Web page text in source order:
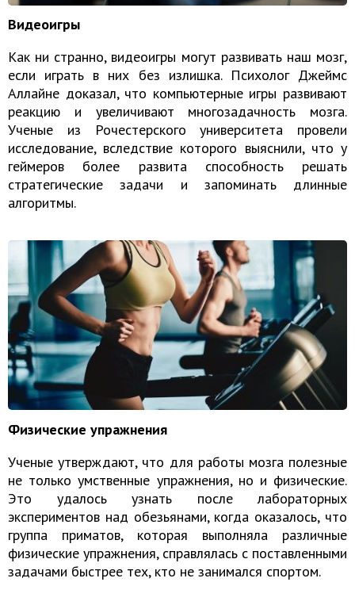
Видеоигры
Как ни странно, видеоигры могут развивать наш мозг,
если играть в них без излишка. Психолог Джеймс
Аллайне доказал, что компьютерные игры развивают
реакцию и увеличивают многозадачность мозга.
Ученые из Рочестерского университета провели
исследование, вследствие которого выяснили, что у
геймеров более развита способность решать
стратегические задачи и запоминать длинные
алгоритмы.
Физические упражнения
Ученые утверждают, что для работы мозга полезные
не только умственные упражнения, но и физические.
Это удалось узнать после лабораторных
экспериментов над обезьянами, когда оказалось, что
группа приматов, которая выполняла различные
физические упражнения, справлялась с поставленными
задачами быстрее тех, кто не занимался спортом.